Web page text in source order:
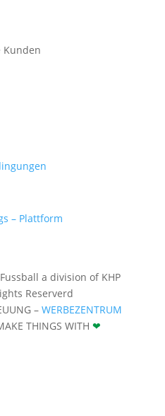
Kunden
– Plattform
a division of KHP
Reserverd
–WERBEZENTRUM
THINGS WITH ❤